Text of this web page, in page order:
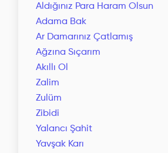
Aldığınız Para Haram Olsun
Adama Bak
Ar Damarınız Çatlamış
Ağzına Sıçarım
Akıllı Ol
Zalim
Zulüm
Zibidi
Yalancı Şahit
Yavşak Karı